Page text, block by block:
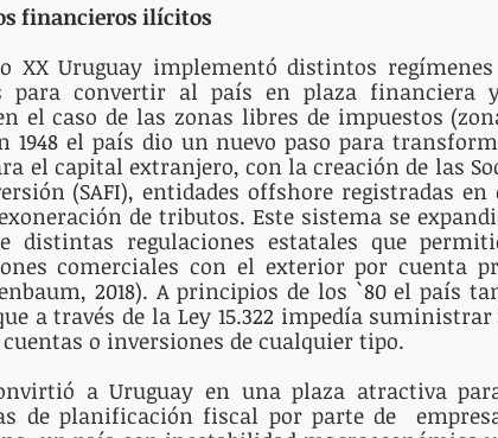
financieros ilícitos
XX Uruguay implementó distintos
para convertir al país en plaza financiera
el caso de las zonas libres de impuestos
1948 el país dio un nuevo paso para
el capital extranjero, con la creación de las
(SAFI), entidades offshore registradas
de tributos. Este sistema se
distintas regulaciones estatales que
comerciales con el exterior por cuenta
2018). A principios de los `80 el país
a través de la Ley 15.322 impedía
o inversiones de cualquier tipo.
a Uruguay en una plaza atractiva
de planificación fiscal por parte de